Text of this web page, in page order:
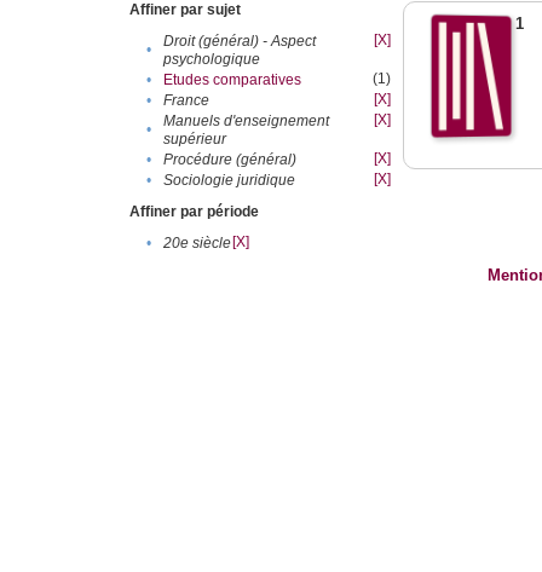
Affiner par sujet
•
Droit (général) - Aspect
psychologique
[X]
• Etudes comparatives
(1)
•
France
[X]
•
Manuels d'enseignement
supérieur
[X]
• Procédure (général)
[X]
•
Sociologie juridique
[X]
Affiner par période
•
20e siècle[X]
1